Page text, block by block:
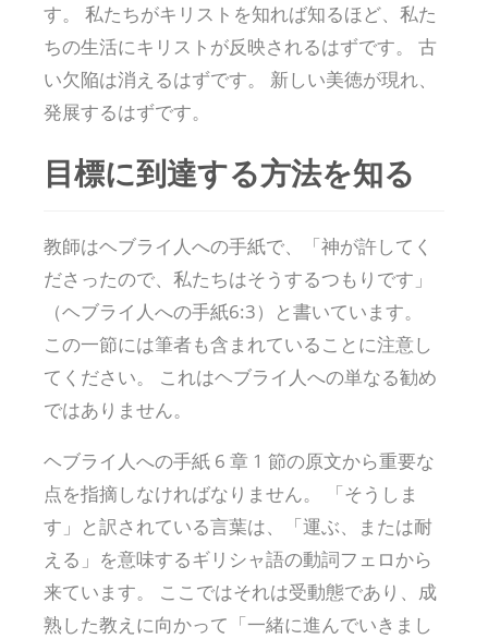
す。 私たちがキリストを知れば知るほど、私た
ちの生活にキリストが反映されるはずです。 古
い欠陥は消えるはずです。 新しい美徳が現れ、
発展するはずです。
目標に到達する方法を知る
教師はヘブライ人への手紙で、「神が許してく
ださったので、私たちはそうするつもりです」
（ヘブライ人への手紙6:3）と書いています。
この一節には筆者も含まれていることに注意し
てください。 これはヘブライ人への単なる勧め
ではありません。
ヘブライ人への手紙 6 章 1 節の原文から重要な
点を指摘しなければなりません。 「そうしま
す」と訳されている言葉は、「運ぶ、または耐
える」を意味するギリシャ語の動詞フェロから
来ています。 ここではそれは受動態であり、成
熟した教えに向かって「一緒に進んでいきまし